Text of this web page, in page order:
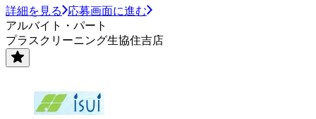
詳細を見る
応募画面に進む
アルバイト・パート
プラスクリーニング生協住吉店